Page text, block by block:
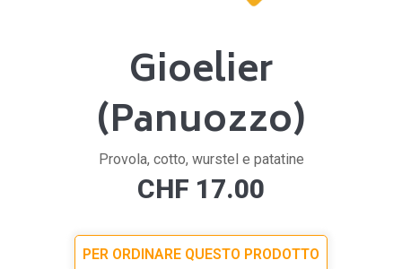
Gioelier
(Panuozzo)
Provola, cotto, wurstel e patatine
CHF 17.00
PER ORDINARE QUESTO PRODOTTO